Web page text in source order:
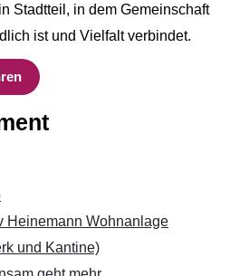
Stadtteil, in dem Gemeinschaft
ist und Vielfalt verbindet.
Heinemann Wohnanlage
und Kantine)